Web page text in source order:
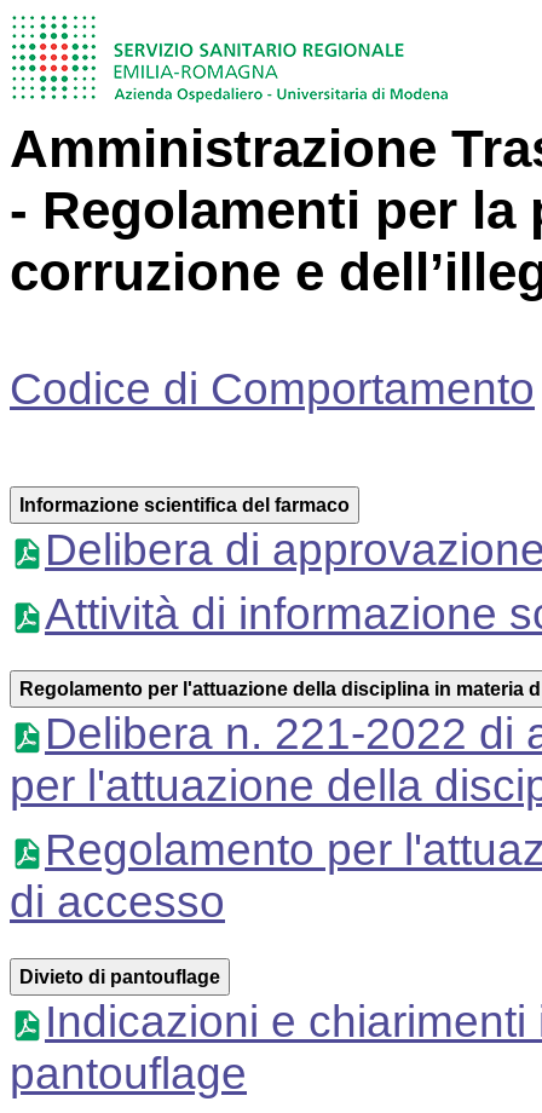
Amministrazione
- Regolamenti per la
corruzione e
Codice di Comportamento
Informazione scientifica del farmaco
Delibera di
Attività di informazione
Regolamento per l'attuazione della disciplina in materia
Delibera n. 221-2022 di
per l'attuazione della
Regolamento per
di accesso
Divieto di pantouflage
Indicazioni e
pantouflage